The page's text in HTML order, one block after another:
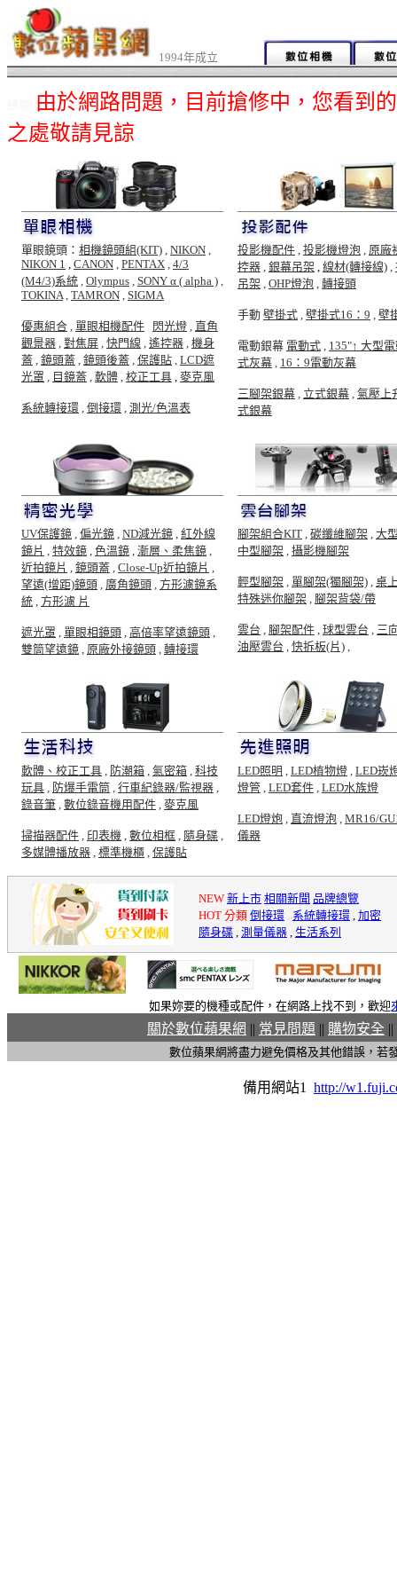
1994年成立
由於網路問題，目前搶修中，您看到
之處敬請見諒
單眼鏡頭： 相機鏡頭組(KIT) , NIKON ,
NIKON 1 , CANON , PENTAX , 4/3
(M4/3)系統 , Olympus , SONY α ( alpha ) ,
TOKINA, TAMRON , SIGMA
優惠組合 , 單眼相機配件 , 閃光燈 , 直角
觀景器 , 對焦屏 , 快門線 , 遙控器 , 機身
蓋 , 鏡頭蓋 , 鏡頭後蓋 , 保護貼 , LCD遮
光罩 , 目鏡蓋 , 軟體 , 校正工具 , 麥克風
系統轉接環 , 倒接環 , 測光/色溫表
投影機配件 , 投影機燈泡 , 原廠
控器 , 銀幕吊架 , 線材(轉接線) ,
吊架 , OHP燈泡 , 轉接頭
手動 壁掛式 , 壁掛式16：9 , 壁
電動銀幕 電動式 , 135"↑ 大型
式灰幕 , 16：9電動灰幕
三腳架銀幕 , 立式銀幕 , 氣壓上
式銀幕
UV保護鏡 , 偏光鏡 , ND減光鏡 , 紅外線
鏡片 , 特效鏡 , 色溫鏡 , 漸層、柔焦鏡 ,
近拍鏡片 , 鏡頭蓋 , Close-Up近拍鏡片 ,
望遠(增距)鏡頭 , 廣角鏡頭 , 方形濾鏡系
統 , 方形濾 片
遮光罩 , 單眼相鏡頭 , 高倍率望遠鏡頭 ,
雙筒望遠鏡 , 原廠外接鏡頭 , 轉接環
腳架組合KIT , 碳纖維腳架 , 大
中型腳架 , 攝影機腳架
輕型腳架 , 單腳架(獨腳架) , 桌
特殊迷你腳架 , 腳架背袋/帶
雲台 , 腳架配件 , 球型雲台 , 三
油壓雲台 , 快拆板(片) ,
軟體、校正工具 , 防潮箱 , 氣密箱 , 科技
玩具 , 防爆手電筒 , 行車紀錄器/監視器 ,
錄音筆 , 數位錄音機用配件 , 麥克風
掃描器配件 , 印表機 , 數位相框 , 隨身碟 ,
多媒體播放器 , 標準機櫃 , 保護貼
LED照明 , LED植物燈 , LED崁
燈管 , LED套件 , LED水族燈
LED燈炮 , 直流燈泡 , MR16/
儀器
NEW 新上市 相關新聞 品牌總覽
HOT 分類 倒接環 系統轉接環 , 加密
隨身碟 , 測量儀器 , 生活系列
如果妳要的機種或配件，在網路上找不到，歡迎
關於數位蘋果網 || 常見問題 || 購物安全 ||
數位蘋果網將盡力避免價格及其他錯誤，若
備用網站1 http://